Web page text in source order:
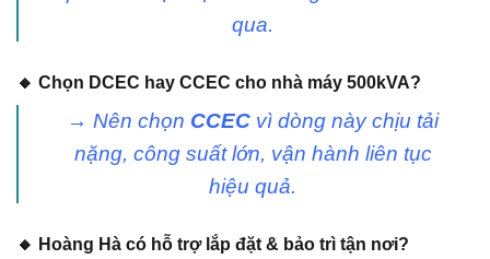
qua.
🔸 Chọn DCEC hay CCEC cho nhà máy 500kVA?
→ Nên chọn CCEC vì dòng này chịu tải
nặng, công suất lớn, vận hành liên tục
hiệu quả.
🔸 Hoàng Hà có hỗ trợ lắp đặt & bảo trì tận nơi?